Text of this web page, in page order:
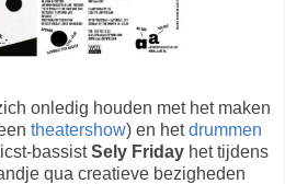
onledig houden met het maken
theatershow) en hetdrummen
bassistSely Friday het tijdens
qua creatieve bezigheden